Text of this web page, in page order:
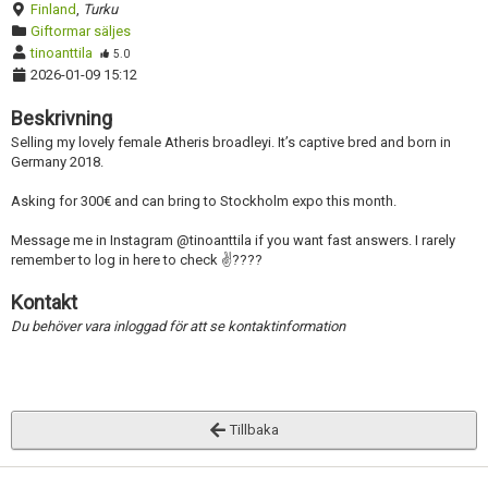
Finland, Turku
Giftormar säljes
tinoanttila
5.0
2026-01-09 15:12
Beskrivning
Selling my lovely female Atheris broadleyi. It’s captive bred and born in
Germany 2018.
Asking for 300€ and can bring to Stockholm expo this month.
Message me in Instagram @tinoanttila if you want fast answers. I rarely
remember to log in here to check ✌????
Kontakt
Du behöver vara inloggad för att se kontaktinformation
Tillbaka